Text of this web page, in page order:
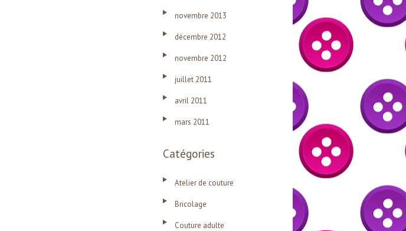
novembre 2013
décembre 2012
novembre 2012
juillet 2011
avril 2011
mars 2011
Catégories
Atelier de couture
Bricolage
Couture adulte